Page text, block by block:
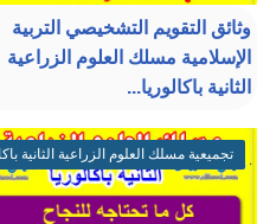
وثائق التقويم التشخيصي التربية
الإسلامية مسلك العلوم الزراعية
الثانية باكالوريا...
تجميعية مسلك العلوم الزراعية الثانية